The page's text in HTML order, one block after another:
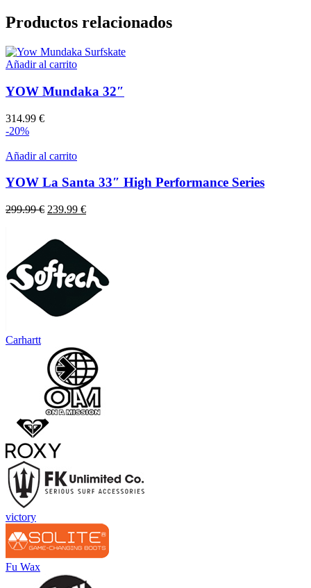
Productos relacionados
Añadir al carrito
YOW Mundaka 32″
314.99 €
-20%
Añadir al carrito
YOW La Santa 33″ High Performance Series
299.99€ El
era:
299.99 €.
239.99 €El
239.99 €.
Carhartt
victory
Fu Wax